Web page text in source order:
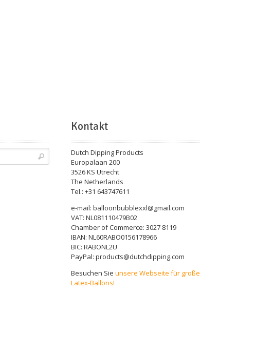
Kontakt
Dutch Dipping Products
Europalaan 200
3526 KS Utrecht
The Netherlands
Tel.: +31 643747611
e-mail: balloonbubblexxl@gmail.com
VAT: NL081110479B02
Chamber of Commerce: 3027 8119
IBAN: NL60RABO0156178966
BIC: RABONL2U
PayPal: products@dutchdipping.com
Besuchen Sieunsere Webseite für große
Latex-Ballons!